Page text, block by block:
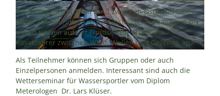
© Dr. Lars Klüser |CC-BY-SA © Dr. Lars Klüser |CC-BY-SA
Die SeaKayakschule im Land zwischen Oste und Elbe
bietet von Grundkursen für Einsteiger, Aufbaukurse bis
hin zu Kursen auf der Nordsee für erfahrene
Kayakfahrer zwischen Wind, Wellen und Gezeiten an.
Als Teilnehmer können sich Gruppen oder auch
Einzelpersonen anmelden. Interessant sind auch die
Wetterseminar für Wassersportler vom Diplom
Meterologen Dr. Lars Klüser.